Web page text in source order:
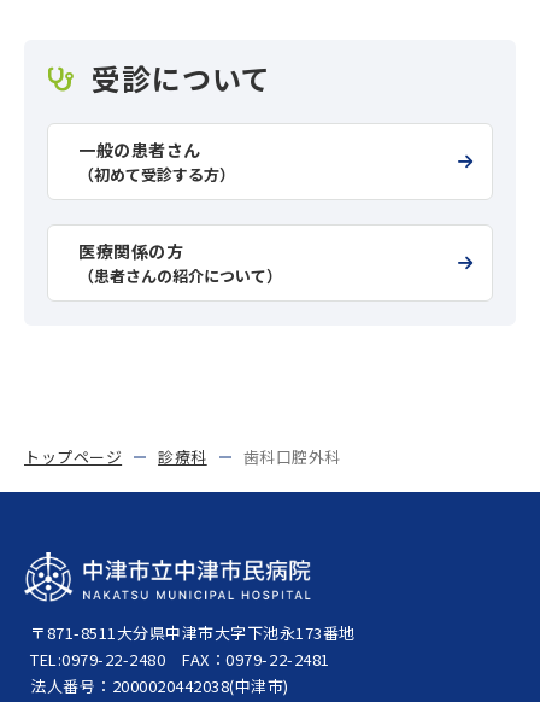
受診について
一般の患者さん
（初めて受診する方）
医療関係の方
（患者さんの紹介について）
トップページ 診療科 歯科口腔外科
〒871-8511大分県中津市大字下池永173番地
TEL:0979-22-2480
FAX：0979-22-2481
法人番号：2000020442038(中津市)